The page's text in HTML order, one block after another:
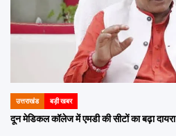
POSTED
IN
उत्तराखंड बड़ी खबर
दून मेडिकल कॉलेज में एमडी की सीटों का बढ़ा दायरा